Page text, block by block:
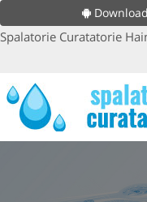
Spalatorie Curatatorie